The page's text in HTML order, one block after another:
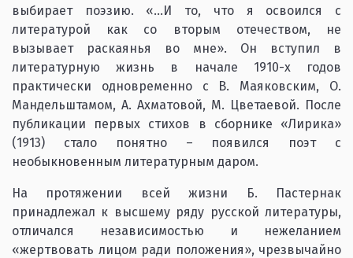
выбирает поэзию. «…И то, что я освоился с
литературой как со вторым отечеством, не
вызывает раскаянья во мне». Он вступил в
литературную жизнь в начале 1910-х годов
практически одновременно с В. Маяковским, О.
Мандельштамом, А. Ахматовой, М. Цветаевой. После
публикации первых стихов в сборнике «Лирика»
(1913) стало понятно – появился поэт с
необыкновенным литературным даром.
На протяжении всей жизни Б. Пастернак
принадлежал к высшему ряду русской литературы,
отличался независимостью и нежеланием
«жертвовать лицом ради положения», чрезвычайно